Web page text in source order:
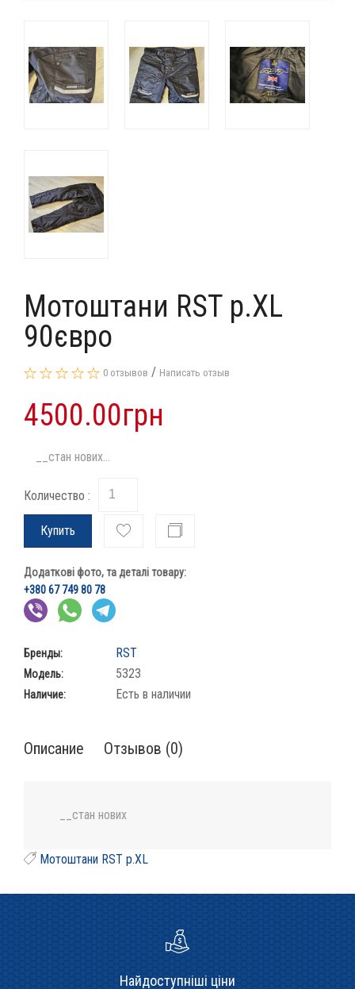
Мотоштани RST p.XL
90євро
0 отзывов / Написать отзыв
4500.00грн
__стан нових...
Количество :
Купить
Додаткові фото, та деталі товару:
+380 67 749 80 78
Бренды: RST
Модель: 5323
Наличие: Есть в наличии
Описание Отзывов (0)
__стан нових
Мотоштани RST p.XL
Найдоступніші ціни